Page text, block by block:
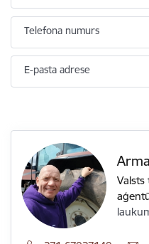
Telefona numurs
E-pasta adrese
Valsts